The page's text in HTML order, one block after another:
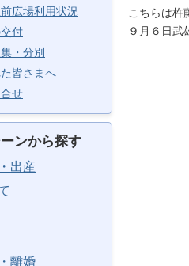
広場利用状況
付
・分別
皆さまへ
せ
ンから探す
出産
離婚
こちらは杵
９月６日武